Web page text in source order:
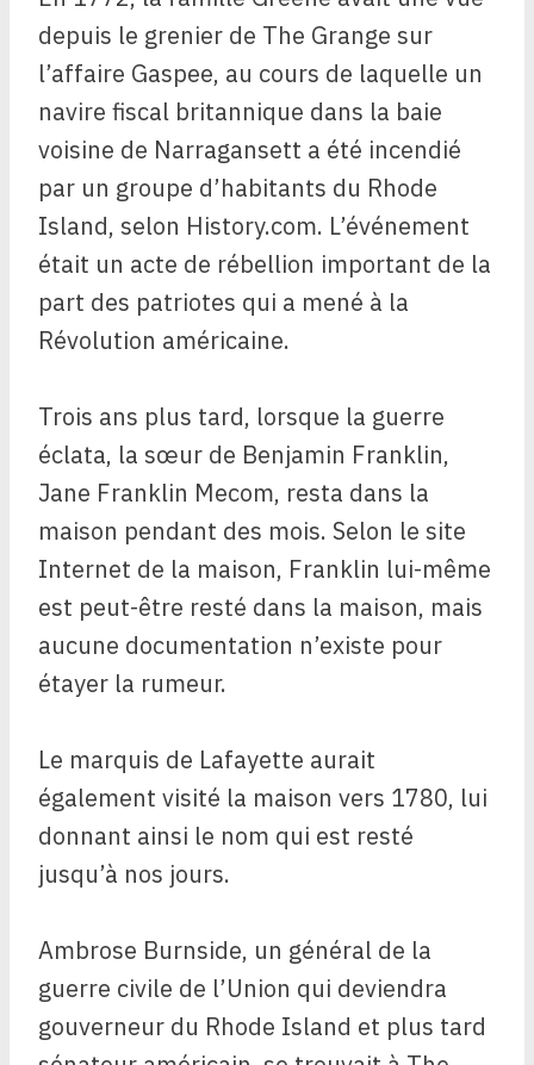
depuis le grenier de The Grange sur
l’affaire Gaspee, au cours de laquelle un
navire fiscal britannique dans la baie
voisine de Narragansett a été incendié
par un groupe d’habitants du Rhode
Island, selon History.com. L’événement
était un acte de rébellion important de la
part des patriotes qui a mené à la
Révolution américaine.
Trois ans plus tard, lorsque la guerre
éclata, la sœur de Benjamin Franklin,
Jane Franklin Mecom, resta dans la
maison pendant des mois. Selon le site
Internet de la maison, Franklin lui-même
est peut-être resté dans la maison, mais
aucune documentation n’existe pour
étayer la rumeur.
Le marquis de Lafayette aurait
également visité la maison vers 1780, lui
donnant ainsi le nom qui est resté
jusqu’à nos jours.
Ambrose Burnside, un général de la
guerre civile de l’Union qui deviendra
gouverneur du Rhode Island et plus tard